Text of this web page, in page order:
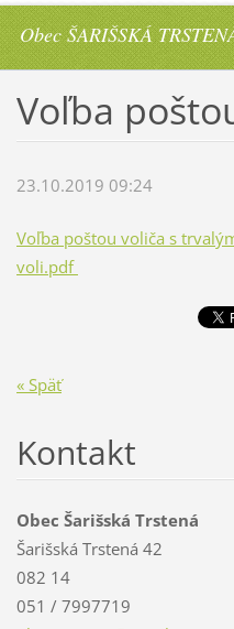
Obec ŠARIŠSKÁ
Voľba
23.10.2019 09:24
Voľba poštou voliča s
voli.pdf
« Späť
Kontakt
Obec Šarišská Trstená
Šarišská Trstená 42
082 14
051 / 7997719